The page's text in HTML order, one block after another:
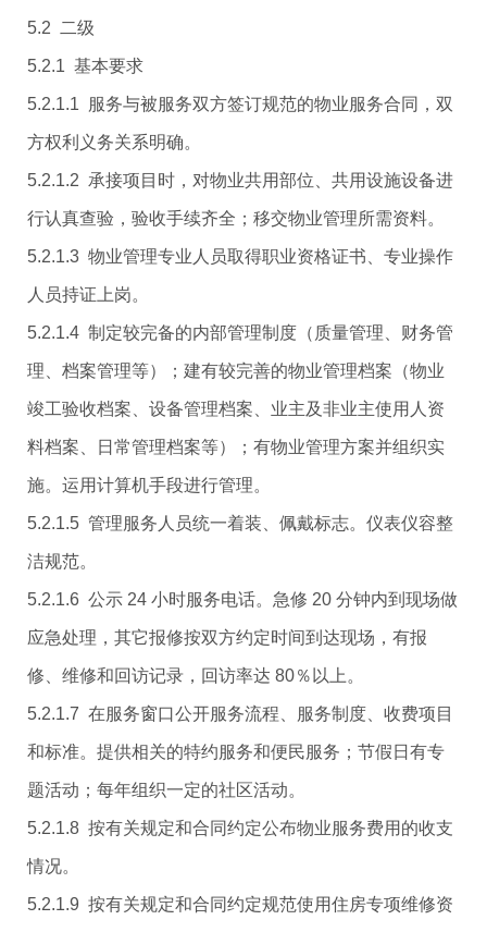
5.2 二级
5.2.1 基本要求
5.2.1.1 服务与被服务双方签订规范的物业服务合同，双
方权利义务关系明确。
5.2.1.2 承接项目时，对物业共用部位、共用设施设备进
行认真查验，验收手续齐全；移交物业管理所需资料。
5.2.1.3 物业管理专业人员取得职业资格证书、专业操作
人员持证上岗。
5.2.1.4 制定较完备的内部管理制度（质量管理、财务管
理、档案管理等）；建有较完善的物业管理档案（物业
竣工验收档案、设备管理档案、业主及非业主使用人资
料档案、日常管理档案等）；有物业管理方案并组织实
施。运用计算机手段进行管理。
5.2.1.5 管理服务人员统一着装、佩戴标志。仪表仪容整
洁规范。
5.2.1.6 公示 24 小时服务电话。急修 20 分钟内到现场做
应急处理，其它报修按双方约定时间到达现场，有报
修、维修和回访记录，回访率达 80％以上。
5.2.1.7 在服务窗口公开服务流程、服务制度、收费项目
和标准。提供相关的特约服务和便民服务；节假日有专
题活动；每年组织一定的社区活动。
5.2.1.8 按有关规定和合同约定公布物业服务费用的收支
情况。
5.2.1.9 按有关规定和合同约定规范使用住房专项维修资